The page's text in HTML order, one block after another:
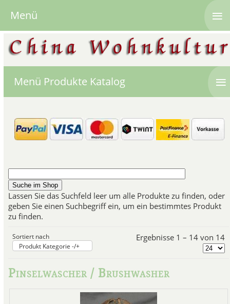
Menü Produkte Katalog ≡
Lassen Sie das Suchfeld leer um alle Produkte zu finden, oder
geben Sie einen Suchbegriff ein, um ein bestimmtes Produkt
zu finden.
Sortiert nach
Produkt Kategorie -/+
Ergebnisse 1 – 14 von 14
Pinselwascher / Brushwasher
Menü ≡